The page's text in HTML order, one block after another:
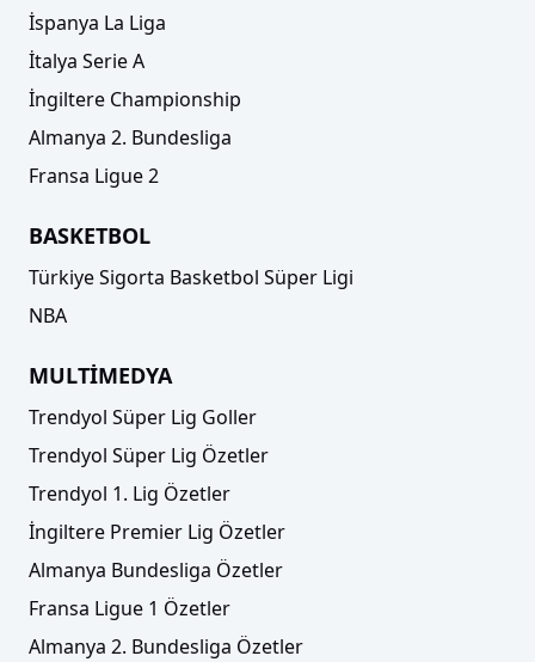
ÖZET | Beşiktaş Fibabanka dolu dizgin! Üst
ÖZET | Darüşşafaka Lassa, evinde hata
yapmadı
İspanya La Liga
İtalya Serie A
İngiltere Championship
Almanya 2. Bundesliga
Fransa Ligue 2
BASKETBOL
Türkiye Sigorta Basketbol Süper Ligi
NBA
MULTİMEDYA
Trendyol Süper Lig Goller
Trendyol Süper Lig Özetler
Trendyol 1. Lig Özetler
İngiltere Premier Lig Özetler
Almanya Bundesliga Özetler
Fransa Ligue 1 Özetler
Almanya 2. Bundesliga Özetler